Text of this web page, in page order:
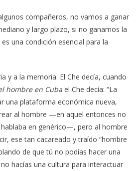
compañeros, no vamos a ganar
y largo plazo, si no ganamos la
una condición esencial para la
y a la memoria. El Che decía, cuando
hombre en Cubael Che decía: “La
una plataforma económica nueva,
al hombre —en aquel entonces no
en genérico—, pero al hombre
ese tan cacareado y traído “hombre
de que tú no podías hacer una
hacías una cultura para interactuar